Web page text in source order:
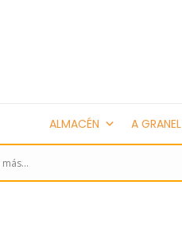
ALMACÉN A GRANEL